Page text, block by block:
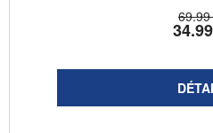
69.99
34.99